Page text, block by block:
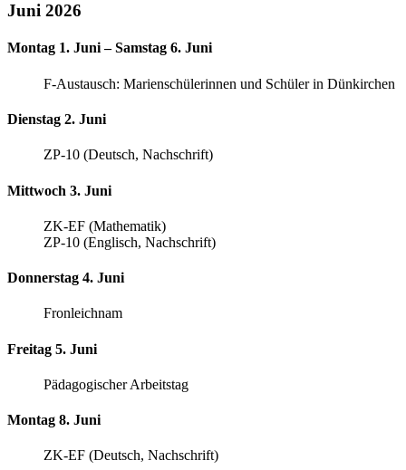
Juni 2026
Montag 1. Juni – Samstag 6. Juni
F-Austausch: Marienschülerinnen und Schüler in Dünkirchen
Dienstag 2. Juni
ZP-10 (Deutsch, Nachschrift)
Mittwoch 3. Juni
ZK-EF (Mathematik)
ZP-10 (Englisch, Nachschrift)
Donnerstag 4. Juni
Fronleichnam
Freitag 5. Juni
Pädagogischer Arbeitstag
Montag 8. Juni
ZK-EF (Deutsch, Nachschrift)